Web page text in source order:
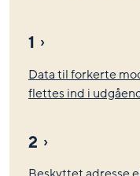
1
Data til forkerte
flettes ind i
2